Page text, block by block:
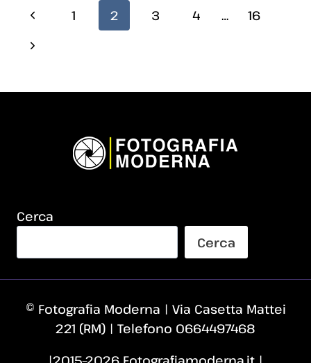
Navigazione
Pagina
Pagina
Precedente
1 2 3 4 …
16
Pagina
Cerca
Cerca
© Fotografia Moderna | Via Casetta Mattei
221 (RM) | Telefono 0664497468